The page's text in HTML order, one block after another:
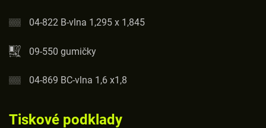
04-822 B-vlna 1,295 x 1,845
09-550 gumičky
04-869 BC-vlna 1,6 x1,8
Tiskové podklady